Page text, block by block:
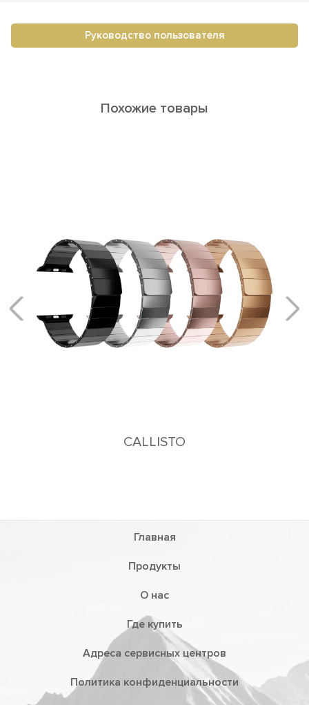
Руководство пользователя
Похожие товары
CALLISTO
Главная
Продукты
О нас
Где купить
Адреса сервисных центров
Политика конфиденциальности